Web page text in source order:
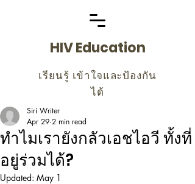
HIV Education
เรียนรู้ เข้าใจและป้องกัน
ได้
ทำไมเรายังกลัวเอชไอวี ทั้งที่
อยู่ร่วมได้?
Siri Writer
Apr 29 2 min read
Updated: May 1